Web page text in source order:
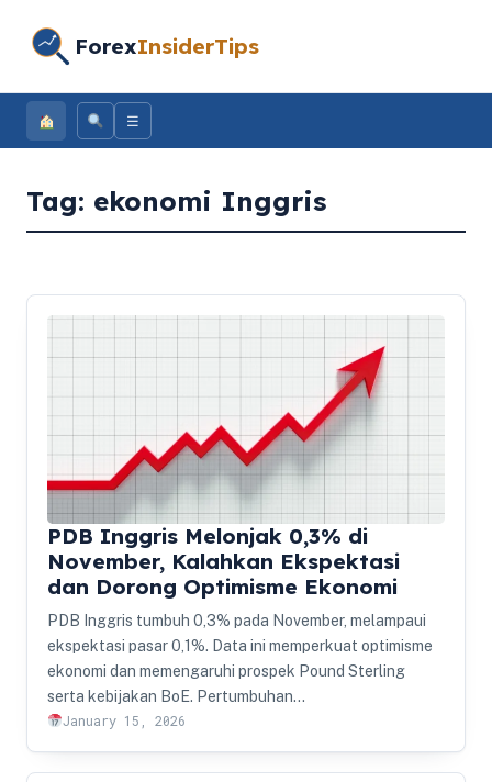
ForexInsiderTips
☰
Tag: ekonomi Inggris
PDB Inggris Melonjak 0,3% di
November, Kalahkan Ekspektasi
dan Dorong Optimisme Ekonomi
PDB Inggris tumbuh 0,3% pada November, melampaui
ekspektasi pasar 0,1%. Data ini memperkuat optimisme
ekonomi dan memengaruhi prospek Pound Sterling
serta kebijakan BoE. Pertumbuhan…
January 15, 2026